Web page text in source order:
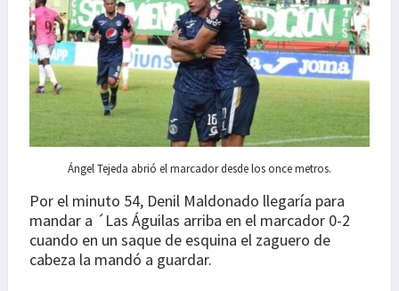
Ángel Tejeda abrió el marcador desde los once metros.
Por el minuto 54, Denil Maldonado llegaría para
mandar a ´Las Águilas arriba en el marcador 0-2
cuando en un saque de esquina el zaguero de
cabeza la mandó a guardar.